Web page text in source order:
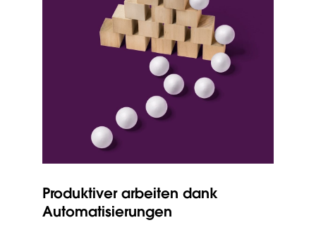
Produktiver arbeiten dank
Automatisierungen